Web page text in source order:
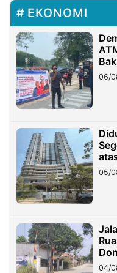
EKONOMI
06/
05/
04/